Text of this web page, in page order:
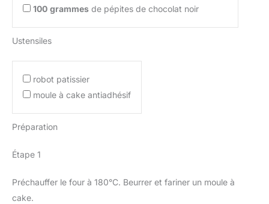
100 grammes de pépites de chocolat noir
Ustensiles
robot patissier
moule à cake antiadhésif
Préparation
Étape 1
Préchauffer le four à 180°C. Beurrer et fariner un moule à
cake.